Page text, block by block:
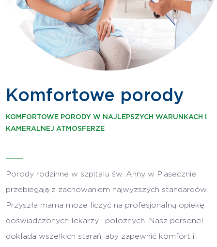
Komfortowe porody
KOMFORTOWE PORODY W NAJLEPSZYCH WARUNKACH I
KAMERALNEJ ATMOSFERZE
Porody rodzinne w szpitalu św. Anny w Piasecznie
przebiegają z zachowaniem najwyższych standardów.
Przyszła mama może liczyć na profesjonalną opiekę
doświadczonych lekarzy i położnych. Nasz personel
dokłada wszelkich starań, aby zapewnić komfort i